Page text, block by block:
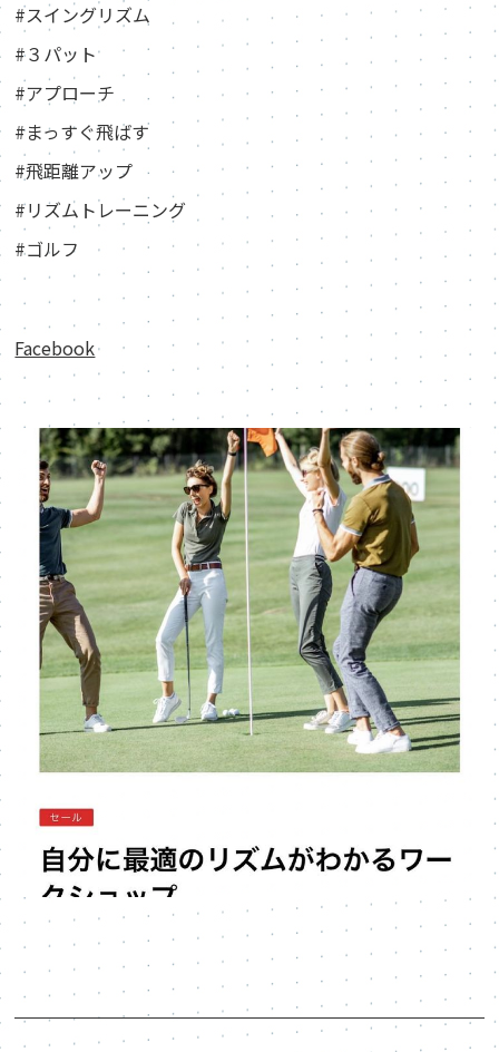
#スイングリズム
#３パット
#アプローチ
#まっすぐ飛ばす
#飛距離アップ
#リズムトレーニング
#ゴルフ
Facebook